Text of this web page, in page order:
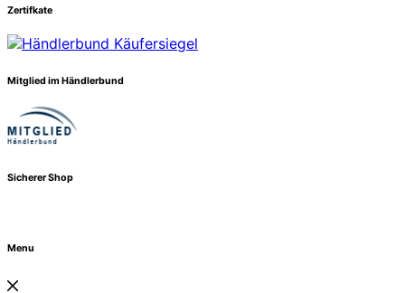
Zertifkate
Mitglied im Händlerbund
Sicherer Shop
Menu